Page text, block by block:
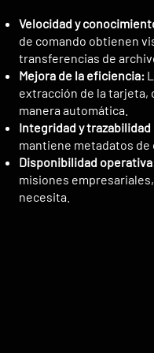
Velocidad y
de comando obtienen
transferencias de
Mejora de la eficiencia:
extracción de la tarjeta,
manera automática.
Integridad y
mantiene metadatos de
Disponibilidad
misiones
necesita.